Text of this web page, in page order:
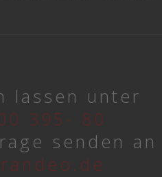
lassen unter
395- 80
senden an